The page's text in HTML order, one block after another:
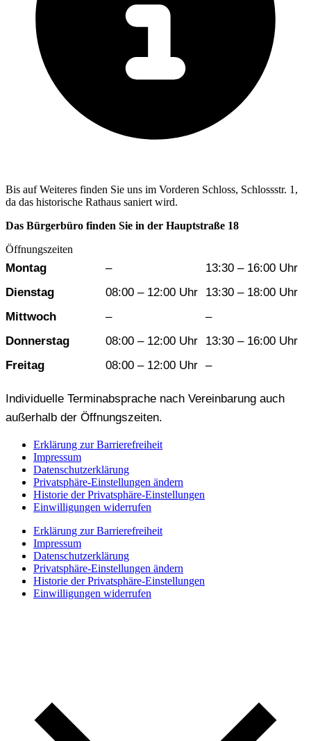
Bis auf Weiteres finden Sie uns im Vorderen Schloss, Schlossstr. 1,
da das historische Rathaus saniert wird.
Das Bürgerbüro finden Sie in der Hauptstraße 18
Öffnungszeiten
Wochentag
Montag –
13:30 – 16:00 Uhr
Dienstag
08:00 – 12:00 Uhr
13:30 – 18:00 Uhr
Mittwoch
–
–
Donnerstag
08:00 – 12:00 Uhr
13:30 – 16:00 Uhr
Freitag
08:00 – 12:00 Uhr –
Individuelle Terminabsprache nach Vereinbarung auch
außerhalb der Öffnungszeiten.
Erklärung zur Barrierefreiheit
Impressum
Datenschutzerklärung
Privatsphäre-Einstellungen ändern
Historie der Privatsphäre-Einstellungen
Einwilligungen widerrufen
Erklärung zur Barrierefreiheit
Impressum
Datenschutzerklärung
Privatsphäre-Einstellungen ändern
Historie der Privatsphäre-Einstellungen
Einwilligungen widerrufen